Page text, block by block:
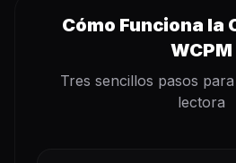
Cómo Funciona la
WCPM
Tres sencillos pasos
lectora